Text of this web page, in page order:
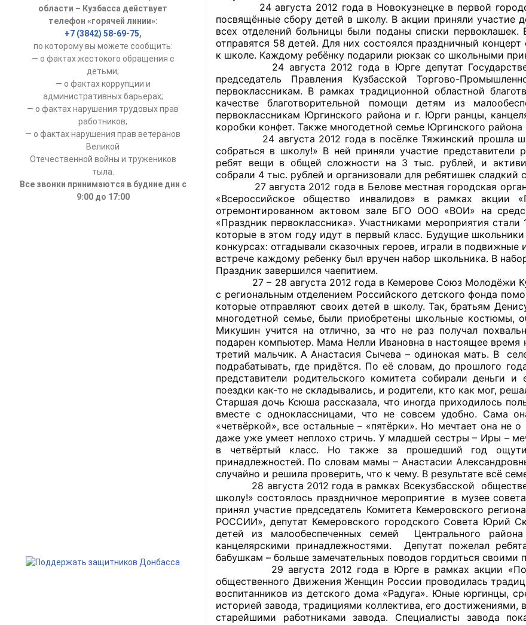
УСТАВ ГКУ “АППАРАТ ОП КО”
Доходы руководителя за 2024 г.
24 августа 2012 года в Новокузнецке в первой
посвящённые сбору детей в школу. В акции приняли участие
всех отделений больницы были поданы списки
отправятся 58 детей. Для них состоялся праздничный
к школе. Каждому ребёнку подарили рюкзак со школьными
24 августа 2012 года в Юрге депутат
председатель Правления Кузбасской Торгово-
первоклассникам. В рамках традиционной областной
качестве благотворительной помощи детям из
первоклассникам Юргинского района и г. Юрги ранцы,
коробки конфет. Также многодетной семье Юргинского
24 августа 2012 года в посёлке Тяжинский прошла
собраться в школу!» В ней приняли участие представители
ребят вещи в общей сложности на 3 тыс. рублей, и
собрали 4 тыс. рублей и организовали для ребятишек сладкий
27 августа 2012 года в Белове местная городская
«Всероссийское общество инвалидов» в рамках акции
отремонтированном актовом зале БГО ООО «ВОИ» на
«Праздник первоклассника». Участниками мероприятия
которые в этом году идут в первый класс. Будущие
конкурсах: отгадывали сказочных героев, играли в
встрече каждому ребенку был вручен набор школьника. В
Праздник завершился чаепитием.
27 – 28 августа 2012 года в Кемерове Союз Молодёжи
с региональным отделением Российского детского фонда
которые отправляют своих детей в школу. Так, братьям
многодетной семье, были приобретены школьные костюмы,
Микушин учится на отлично, за что не раз получал
подарен компьютер. Мама Нелли Ивановна в настоящее время
третий мальчик. А Анастасия Сычева – одинокая мать. В
подрабатывать, где придётся. По её словам, до прошлого
представители родительского комитета собирали деньги
поездки как-то не складывались, и родители, кто как мог,
Старшая дочь Ксюша рассказала, что иногда приходилось
вместе с одноклассницами, что не совсем удобно. Сама
«четвёркой», все остальные – «пятёрки». Но мечтает она не
даже уже умеет неплохо стричь. У младшей сестры – Иры –
в четвёртый класс. Но также за прошедший год
принадлежностей. По словам мамы – Анастасии
случайно и решила проверить, что к чему. В результате всё
28 августа 2012 года в рамках Всекузбасской
школу!» состоялось праздничное мероприятие в музее
принял участие председатель Комитета Кемеровского
РОССИИ», депутат Кемеровского городского Совета Юрий
детей из малообеспеченных семей Центрального
канцелярскими принадлежностями. Депутат пожелал
бабушкам – больше замечательных поводов гордиться своими
29 августа 2012 года в Юрге в рамках акции
общественного Движения Женщин России проводилась
воспитанников из детского дома «Радуга». Юные юргинцы,
историей завода, традициями коллектива, его достижениями,
старейшими работниками завода. Специалисты завода
области – Кузбасса действует
телефон «горячей линии»:
+7 (3842) 58-69-75,
по которому вы можете сообщить:
— о фактах жестокого обращения с
детьми;
— о фактах коррупции и
административных барьерах;
— о фактах нарушения трудовых прав
работников;
— о фактах нарушения прав ветеранов
Великой
Отечественной войны и тружеников
тыла.
Все звонки принимаются в будние дни с
9:00 до 17:00